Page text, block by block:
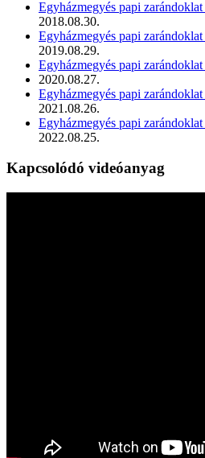
Egyházmegyés papi zarándoklat
2018.08.30.
Egyházmegyés papi zarándoklat
2019.08.29.
Egyházmegyés papi zarándoklat
2020.08.27.
Egyházmegyés papi zarándoklat
2021.08.26.
Egyházmegyés papi zarándoklat
2022.08.25.
Kapcsolódó videóanyag